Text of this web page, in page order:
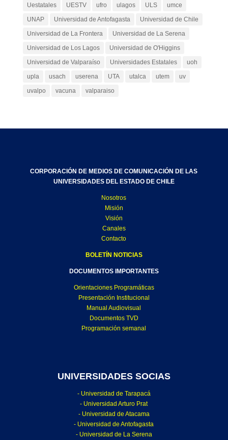
Uestatales
UESTV ufro ulagos ULS
umce
UNAP
Universidad de Antofagasta
Universidad de Chile
Universidad de La Frontera
Universidad de La Serena
Universidad de Los Lagos
Universidad de O'Higgins
Universidad de Valparaíso
Universidades Estatales
uoh
upla
usach userena UTA utalca utem
uv
uvalpo
vacuna valparaiso
CORPORACIÓN DE MEDIOS DE COMUNICACIÓN DE LAS
UNIVERSIDADES DEL ESTADO DE CHILE
Nosotros
Misión
Visión
Canales
Contacto
BOLETÍN NOTICIAS
DOCUMENTOS IMPORTANTES
Orientaciones Programáticas
Presentación Institucional
Manual Audiovisual
Documentos TVD
Programación semanal
UNIVERSIDADES SOCIAS
- Universidad de Tarapacá
- Universidad Arturo Prat
- Universidad de Atacama
- Universidad de Antofagasta
- Universidad de La Serena